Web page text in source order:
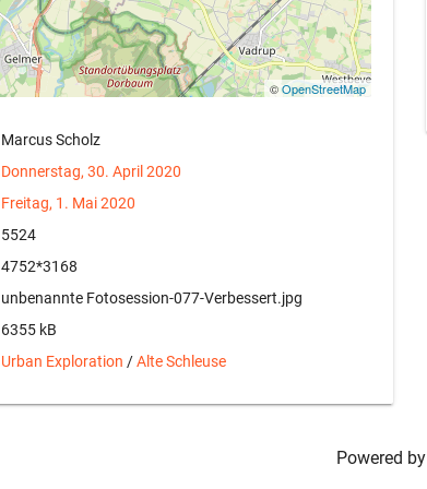
©OpenStreetMap
Marcus Scholz
Donnerstag, 30. April 2020
Freitag, 1. Mai 2020
5524
4752*3168
unbenannte Fotosession-077-Verbessert.jpg
6355 kB
Urban Exploration /Alte Schleuse
Powered by